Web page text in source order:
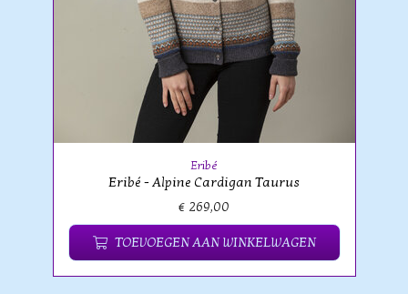
Eribé
Eribé - Alpine Cardigan Taurus
€ 269,00
TOEVOEGEN AAN WINKELWAGEN